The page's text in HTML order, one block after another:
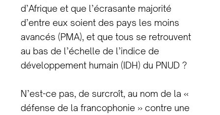
d’Afrique et que l’écrasante majorité
d’entre eux soient des pays les moins
avancés (PMA), et que tous se retrouvent
au bas de l’échelle de l’indice de
développement humain (IDH) du PNUD ?
N’est-ce pas, de surcroît, au nom de la «
défense de la francophonie » contre une